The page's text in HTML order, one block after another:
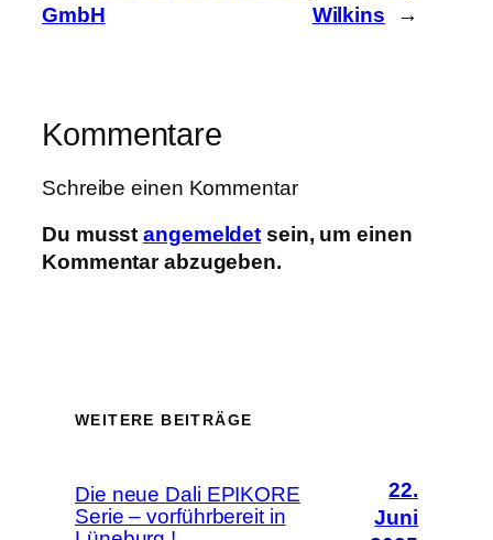
GmbH
Wilkins
→
Kommentare
Schreibe einen Kommentar
Du musstangemeldet sein, um einen
Kommentar abzugeben.
WEITERE BEITRÄGE
Die neue Dali EPIKORE
Serie – vorführbereit in
22.
Juni